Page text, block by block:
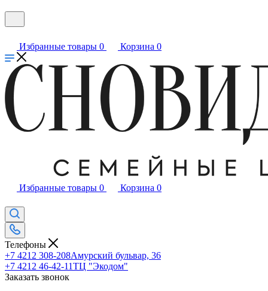
Избранные товары 0 Корзина 0
Избранные товары 0 Корзина 0
Телефоны
+7 4212 308-208Амурский бульвар, 36
+7 4212 46-42-11ТЦ "Экодом"
Заказать звонок